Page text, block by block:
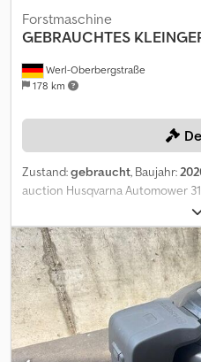
Werl-Oberbergstraße
178 km
Forstmaschine
GEBRAUCHTES
Zustand:gebraucht, Baujahr:
auction Husqvarna Automower
310 Flächenleistung bis 1000 m²
können Sie Online bieten Der
MwSt. Registrieren Sie sich
geht es zur Auktion: ----- -----
bidding on NOW! ab-auction
Gebrauchtgegenstände
gemäß §25a UstG –
ausweisbar.